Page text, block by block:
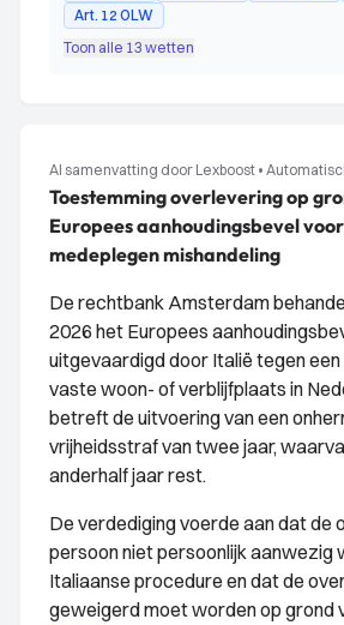
Art. 12 OLW
Toon alle 13 wetten
AI samenvatting door Lexboost •
Toestemming overlevering op
Europees aanhoudingsbevel
medeplegen mishandeling
De rechtbank Amsterdam
2026 het Europees
uitgevaardigd door Italië tegen
vaste woon- of verblijfplaats in
betreft de uitvoering van een
vrijheidsstraf van twee jaar,
anderhalf jaar rest.
De verdediging voerde aan dat de
persoon niet persoonlijk aanwezig
Italiaanse procedure en dat de
geweigerd moet worden op grond